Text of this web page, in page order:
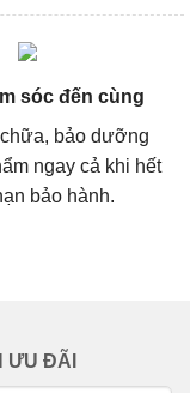
sóc đến cùng
bảo dưỡng
ngay cả khi hết
bảo hành.
ƯU ĐÃI